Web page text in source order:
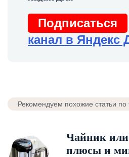
Подписаться
канал в Яндекс
Рекомендуем похожие статьи по
Чайник
плюсы и